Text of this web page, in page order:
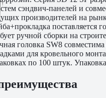
сэндвич-панелей и
производителей на
поставляется
ручной сборки на
головка SW8 совместима
для кровельного
по 100 штук.